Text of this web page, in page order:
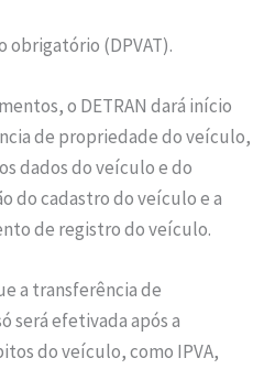
obrigatório (DPVAT).
o DETRAN dará início
de propriedade do veículo,
dados do veículo e do
do cadastro do veículo e a
de registro do veículo.
a transferência de
será efetivada após a
do veículo, como IPVA,